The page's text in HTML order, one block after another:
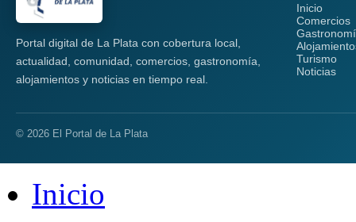
Portal digital de La Plata con cobertura local,
actualidad, comunidad, comercios, gastronomía,
alojamientos y noticias en tiempo real.
Inicio
Comercios
Turismo
Noticias
© 2026 El Portal de La Plata
Inicio